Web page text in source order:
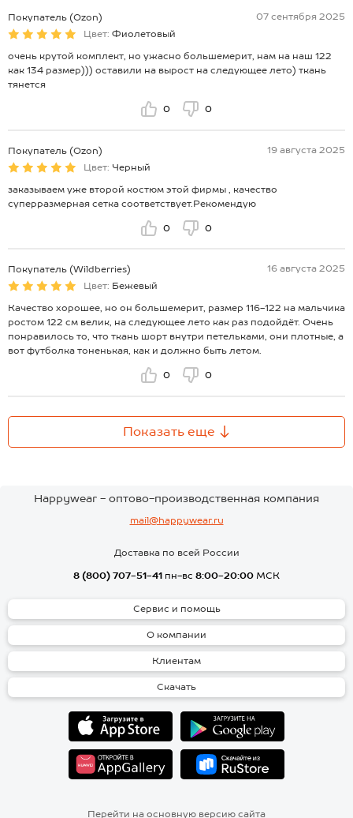
Покупатель (Ozon)
07 сентября 2025
Цвет: Фиолетовый
очень крутой комплект, но ужасно большемерит, нам на наш 122
как 134 размер))) оставили на вырост на следующее лето) ткань
тянется
0 0
Покупатель (Ozon)
19 августа 2025
Цвет: Черный
заказываем уже второй костюм этой фирмы , качество
суперразмерная сетка соответствует.Рекомендую
0 0
Покупатель (Wildberries)
16 августа 2025
Цвет: Бежевый
Качество хорошее, но он большемерит, размер 116-122 на мальчика
ростом 122 см велик, на следующее лето как раз подойдёт. Очень
понравилось то, что ткань шорт внутри петельками, они плотные, а
вот футболка тоненькая, как и должно быть летом.
0 0
Показать еще
Happywear - оптово-производственная компания
mail@happywear.ru
Доставка по всей России
8 (800) 707-51-41 пн-вс 8:00-20:00 МСК
Сервис и помощь
О компании
Клиентам
Скачать
Перейти на основную версию сайта